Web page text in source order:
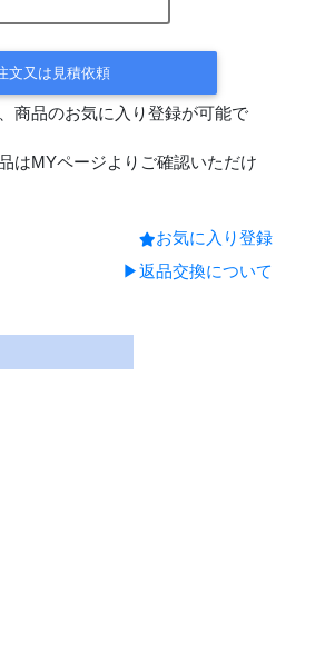
文又は見積依頼
商品のお気に入り登録が可能で
はMYページよりご確認いただけ
お気に入り登録
▶返品交換について